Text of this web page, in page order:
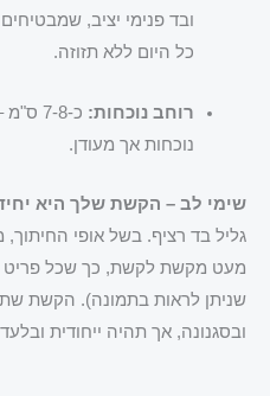
ובד פנימי יציב,
כל היום ללא תזוזה.
רוחב נוכחות:
כ-7-8
נוכחות אך מעודן.
שימי לב – הקשת שלך היא
גליל בד רציף. בשל אופי
מעט מקשת לקשת, כך שכל פריט
שניתן לראות בתמונה). הקשת
ובסגנונה, אך תהיה ייחודית